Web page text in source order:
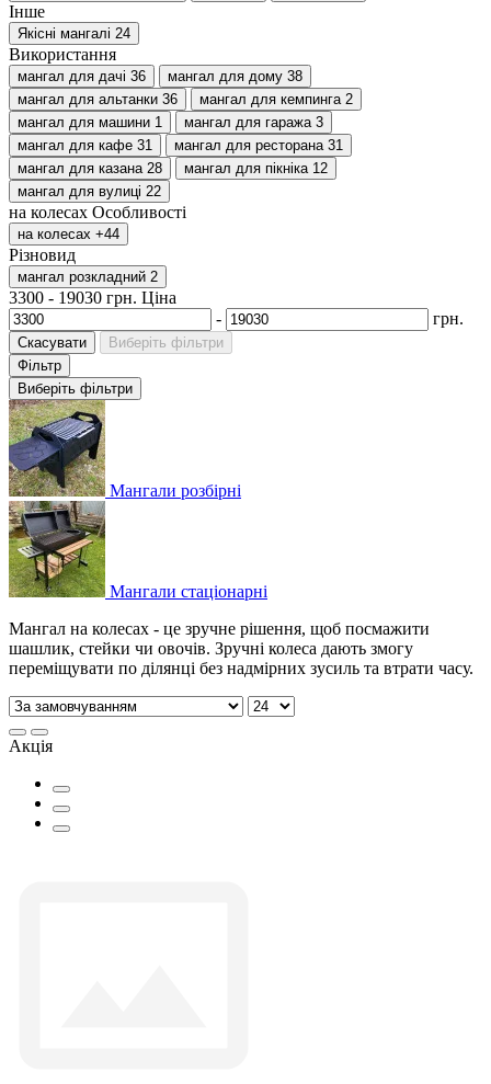
Інше
Якісні мангалі 24
Використання
мангал для дачі 36 мангал для дому 38
мангал для альтанки 36 мангал для кемпинга 2
мангал для машини 1 мангал для гаража 3
мангал для кафе 31 мангал для ресторана 31
мангал для казана 28 мангал для пікніка 12
мангал для вулиці 22
на колесах Особливості
на колесах +44
Різновид
мангал розкладний 2
3300 - 19030 грн. Ціна
-
грн.
Скасувати
Виберіть фільтри
Фільтр
Виберіть фільтри
Мангали розбірні
Мангали стаціонарні
Мангал на колесах - це зручне рішення, щоб посмажити
шашлик, стейки чи овочів. Зручні колеса дають змогу
переміщувати по ділянці без надмірних зусиль та втрати часу.
Акція